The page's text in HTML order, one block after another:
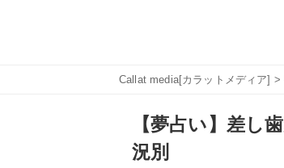
Callat media[カラットメディア] >
【夢占い】差し
況別